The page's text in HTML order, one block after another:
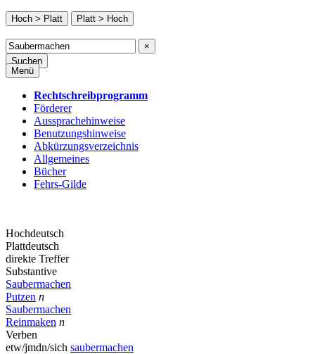
Hoch > Platt Platt > Hoch
×
Suchen
Menü
Rechtschreibprogramm
Förderer
Aussprachehinweise
Benutzungshinweise
Abkürzungsverzeichnis
Allgemeines
Bücher
Fehrs-Gilde
Hochdeutsch
Plattdeutsch
direkte Treffer
Substantive
Saubermachen
Putzen n
Saubermachen
Reinmaken n
Verben
etw/jmdn/sich saubermachen